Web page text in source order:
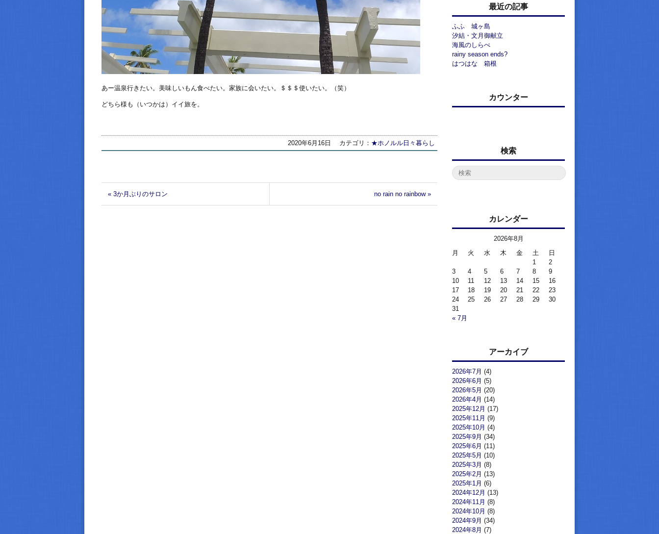
あー温泉行きたい。美味しいもん食べたい。家族に会いたい。＄＄＄使いたい。（笑）
どちら様も（いつかは）イイ旅を。
2020年6月16日 カテゴリ： ★ホノルル日々暮らし
« 3か月ぶりのサロン no rain no rainbow »
最近の記事
ふふ 城ヶ島
汐結・文月御献立
海風のしらべ
rainy season ends?
はつはな 箱根
カウンター
検索
カレンダー
2026年8月
月
火 水 木 金 土 日
« 7月
1
2
3
4 5 6 7 8
9
10
11 12 13 14 15
16
17
18 19 20 21 22
23
24
25 26 27 28 29
30
31
アーカイブ
2026年7月 (4)
2026年6月 (5)
2026年5月 (20)
2026年4月 (14)
2025年12月 (17)
2025年11月 (9)
2025年10月 (4)
2025年9月 (34)
2025年6月 (11)
2025年5月 (10)
2025年3月 (8)
2025年2月 (13)
2025年1月 (6)
2024年12月 (13)
2024年11月 (8)
2024年10月 (8)
2024年9月 (34)
2024年8月 (7)